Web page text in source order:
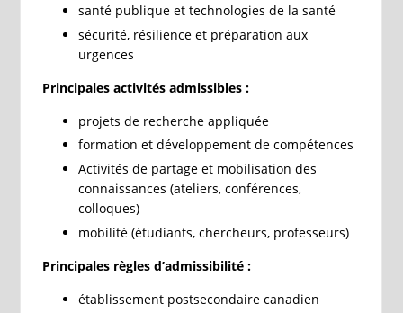
santé publique et technologies de la santé
sécurité, résilience et préparation aux
urgences
Principales activités admissibles :
projets de recherche appliquée
formation et développement de compétences
Activités de partage et mobilisation des
connaissances (ateliers, conférences,
colloques)
mobilité (étudiants, chercheurs, professeurs)
Principales règles d’admissibilité :
établissement postsecondaire canadien